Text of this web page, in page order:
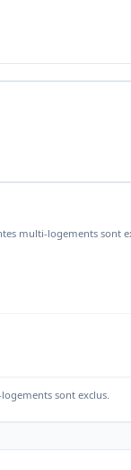
multi-logements sont
sont exclus.